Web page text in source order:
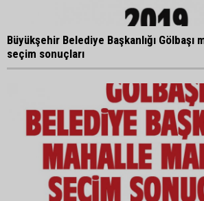
Büyükşehir Belediye Başkanlığı Gölbaşı
seçim sonuçları